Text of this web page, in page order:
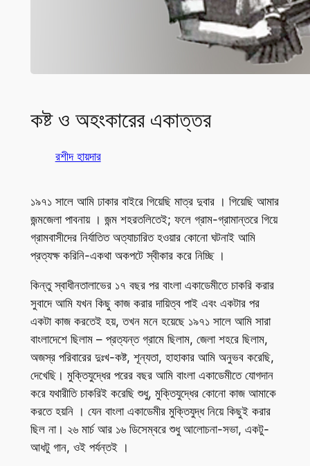
কষ্ট ও অহংকারের একাত্তর
রশীদ হায়দার
১৯৭১ সালে আমি ঢাকার বাইরে গিয়েছি মাত্র দুবার । গিয়েছি আমার
জন্মজেলা পাবনায় । জন্ম শহরতলিতেই; ফলে গ্রাম-গ্রামান্তরে গিয়ে
গ্রামবাসীদের নির্যাতিত অত্যাচারিত হওয়ার কোনো ঘটনাই আমি
প্রত্যক্ষ করিনি-একথা অকপটে স্বীকার করে নিচ্ছি ।
কিন্তু স্বাধীনতালাভের ১৭ বছর পর বাংলা একাডেমীতে চাকরি করার
সুবাদে আমি যখন কিছু কাজ করার দায়িত্ব পাই এবং একটার পর
একটা কাজ করতেই হয়, তখন মনে হয়েছে ১৯৭১ সালে আমি সারা
বাংলাদেশে ছিলাম – প্রত্যন্ত গ্রামে ছিলাম, জেলা শহরে ছিলাম,
অজস্র পরিবারের দুঃখ-কষ্ট, শূন্যতা, হাহাকার আমি অনুভব করেছি,
দেখেছি। মুক্তিযুদ্ধের পরের বছর আমি বাংলা একাডেমীতে যোগদান
করে যথারীতি চাকরিই করেছি শুধু, মুক্তিযুদ্ধের কোনো কাজ আমাকে
করতে হয়নি । যেন বাংলা একাডেমীর মুক্তিযুদ্ধ নিয়ে কিছুই করার
ছিল না। ২৬ মার্চ আর ১৬ ডিসেম্বরে শুধু আলোচনা-সভা, একটু-
আধটু গান, ওই পর্যন্তই ।